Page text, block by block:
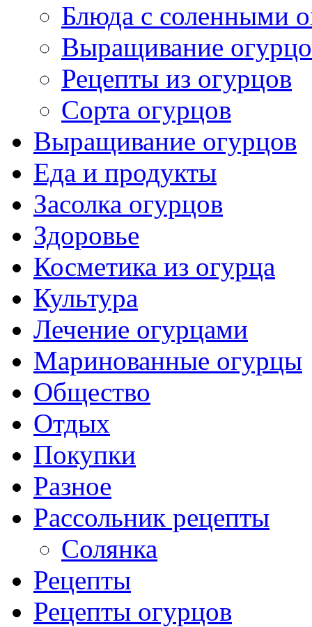
Блюда с соленными
Выращивание
Рецепты из огурцов
Сорта огурцов
Выращивание огурцов
Еда и продукты
Засолка огурцов
Здоровье
Косметика из огурца
Культура
Лечение огурцами
Маринованные огурцы
Общество
Отдых
Покупки
Разное
Рассольник рецепты
Солянка
Рецепты
Рецепты огурцов